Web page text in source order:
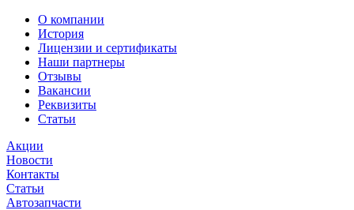
О компании
История
Лицензии и сертификаты
Наши партнеры
Отзывы
Вакансии
Реквизиты
Статьи
Акции
Новости
Контакты
Статьи
Автозапчасти